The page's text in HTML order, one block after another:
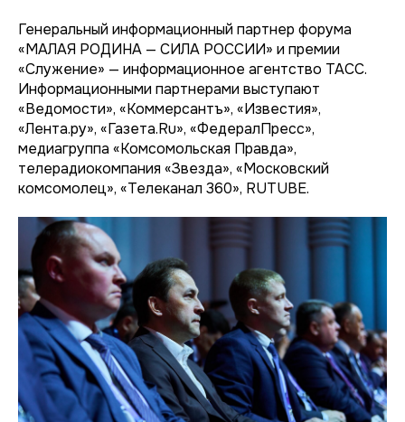
Генеральный информационный партнер форума
«МАЛАЯ РОДИНА — СИЛА РОССИИ» и премии
«Служение» — информационное агентство ТАСС.
Информационными партнерами выступают
«Ведомости», «Коммерсантъ», «Известия»,
«Лента.ру», «Газета.Ru», «ФедералПресс»,
медиагруппа «Комсомольская Правда»,
телерадиокомпания «Звезда», «Московский
комсомолец», «Телеканал 360», RUTUBE.